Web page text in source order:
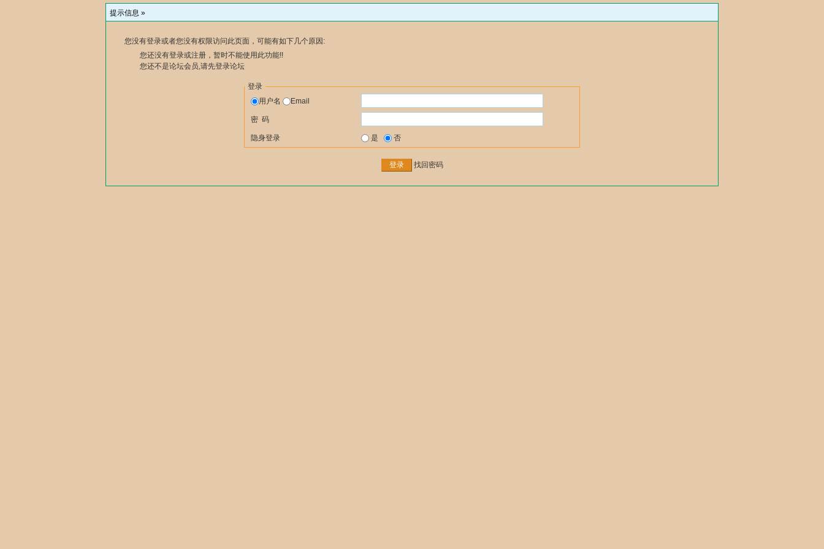
提示信息 »
您没有登录或者您没有权限访问此页面，可能有如下几个原因:
您还没有登录或注册，暂时不能使用此功能!!
您还不是论坛会员,请先登录论坛
登录
用户名
Email
密 码
隐身登录 是 否
找回密码